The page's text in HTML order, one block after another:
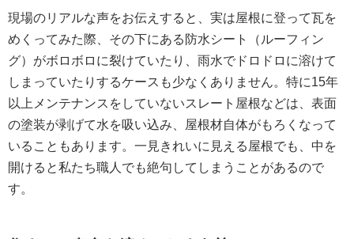
現場のリアルな声をお伝えすると、実は屋根に登って瓦を
めくってみた際、その下にある防水シート（ルーフィン
グ）がボロボロに裂けていたり、雨水でドロドロに溶けて
しまっていたりするケースも少なくありません。特に15年
以上メンテナンスをしていないスレート屋根などは、表面
の塗装が剥げて水を吸い込み、屋根材自体がもろくなって
いることもあります。一見きれいに見える屋根でも、中を
開けると私たち職人でも絶句してしまうことがあるので
す。